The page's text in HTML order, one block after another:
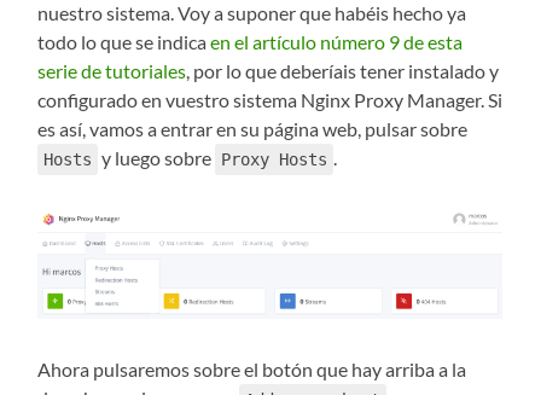
nuestro sistema. Voy a suponer que habéis hecho ya
todo lo que se indicaen el artículo número 9 de esta
serie de tutoriales, por lo que deberíais tener instalado y
configurado en vuestro sistema Nginx Proxy Manager. Si
es así, vamos a entrar en su página web, pulsar sobre
Hosts y luego sobre Proxy Hosts .
Ahora pulsaremos sobre el botón que hay arriba a la